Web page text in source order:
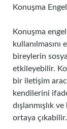
Konuşma
Konuşma
kullanılmasını
bireylerin
etkileyebilir.
bir iletişim
kendilerini
dışlanmışlık
ortaya çıkabilir.